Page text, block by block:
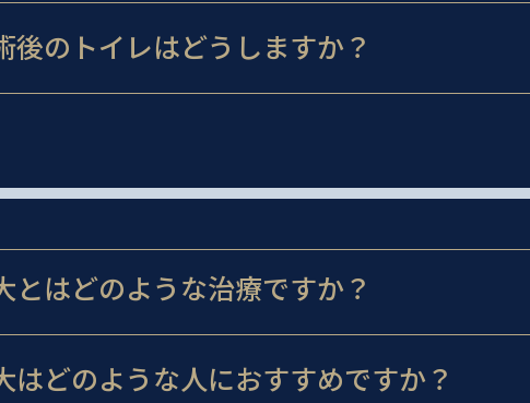
後のトイレはどうしますか？
とはどのような治療ですか？
はどのような人におすすめですか？